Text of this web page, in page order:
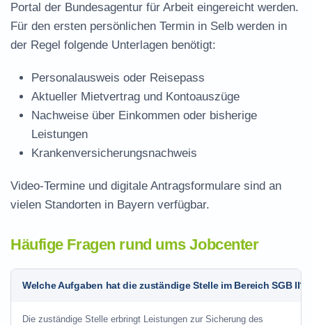
Portal der Bundesagentur für Arbeit eingereicht werden.
Für den ersten persönlichen Termin in Selb werden in
der Regel folgende Unterlagen benötigt:
Personalausweis oder Reisepass
Aktueller Mietvertrag und Kontoauszüge
Nachweise über Einkommen oder bisherige
Leistungen
Krankenversicherungsnachweis
Video-Termine und digitale Antragsformulare sind an
vielen Standorten in Bayern verfügbar.
Häufige Fragen rund ums Jobcenter
Welche Aufgaben hat die zuständige Stelle im Bereich SGB II?
Die zuständige Stelle erbringt Leistungen zur Sicherung des